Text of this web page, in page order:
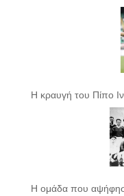
Η κραυγή του Πίπο
Η ομάδα που